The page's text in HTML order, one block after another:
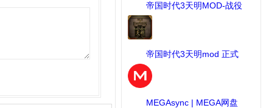
帝国时代3天明MOD-战役
包 ...
[MOD作品] 下载：818 次
帝国时代3天明mod 正式
版1 ...
[MOD作品] 下载：798 次
MEGAsync | MEGA网盘